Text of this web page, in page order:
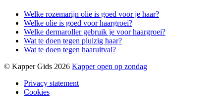
Welke rozemarijn olie is goed voor je haar?
Welke olie is goed voor haargroei?
Welke dermaroller gebruik je voor haargroei?
Wat te doen tegen pluizig haar?
Wat te doen tegen haaruitval?
© Kapper Gids 2026 Kapper open op zondag
Privacy statement
Cookies